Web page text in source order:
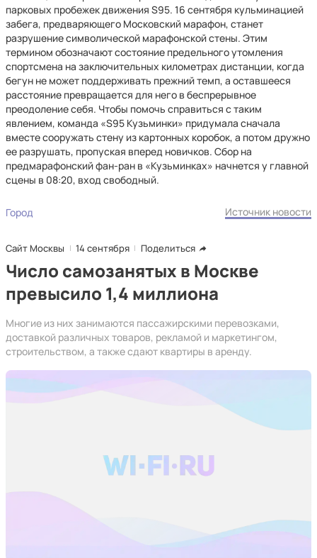
парковых пробежек движения S95. 16 сентября кульминацией
забега, предваряющего Московский марафон, станет
разрушение символической марафонской стены. Этим
термином обозначают состояние предельного утомления
спортсмена на заключительных километрах дистанции, когда
бегун не может поддерживать прежний темп, а оставшееся
расстояние превращается для него в беспрерывное
преодоление себя. Чтобы помочь справиться с таким
явлением, команда «S95 Кузьминки» придумала сначала
вместе сооружать стену из картонных коробок, а потом дружно
ее разрушать, пропуская вперед новичков. Сбор на
предмарафонский фан-ран в «Кузьминках» начнется у главной
сцены в 08:20, вход свободный.
Город Источник новости
Сайт Москвы 14 сентября Поделиться
Число самозанятых в Москве
превысило 1,4 миллиона
Многие из них занимаются пассажирскими перевозками,
доставкой различных товаров, рекламой и маркетингом,
строительством, а также сдают квартиры в аренду.